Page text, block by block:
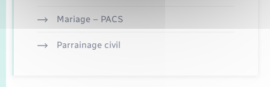
Mariage – PACS
Parrainage civil